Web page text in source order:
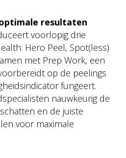
resultaten
voorlopig drie
Hero Peel, Spot(less)
met Prep Work, een
op de peelings
fungeert.
nauwkeurig de
en de juiste
voor maximale